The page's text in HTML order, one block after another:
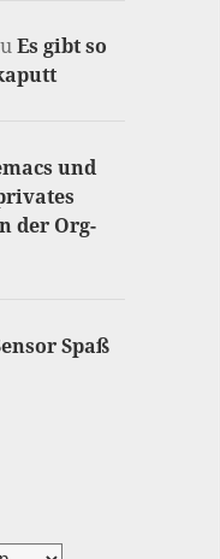
Es gibt so
und
der Org-
Spaß